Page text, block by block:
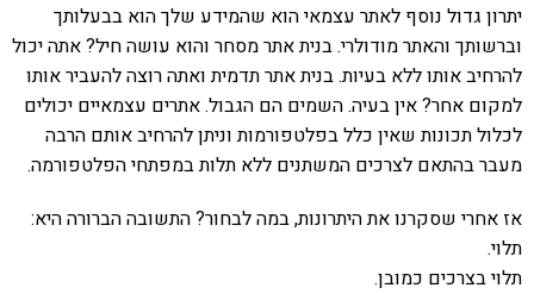
יתרון גדול נוסף לאתר עצמאי הוא שהמידע שלך הוא בבעלותך
וברשותך והאתר מודולרי. בנית אתר מסחר והוא עושה חיל? אתה יכול
להרחיב אותו ללא בעיות. בנית אתר תדמית ואתה רוצה להעביר אותו
למקום אחר? אין בעיה. השמים הם הגבול. אתרים עצמאיים יכולים
לכלול תכונות שאין כלל בפלטפורמות וניתן להרחיב אותם הרבה
מעבר בהתאם לצרכים המשתנים ללא תלות במפתחי הפלטפורמה.
אז אחרי שסקרנו את היתרונות, במה לבחור? התשובה הברורה היא:
תלוי.
תלוי בצרכים כמובן.